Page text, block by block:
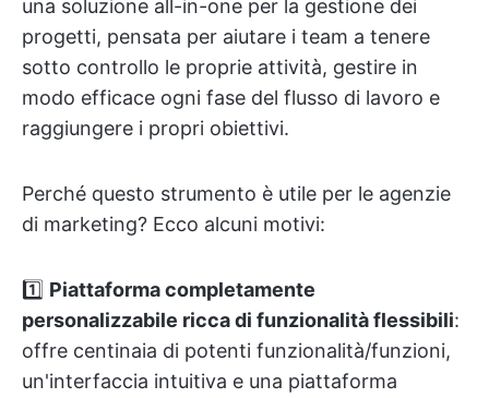
una soluzione all-in-one per la gestione dei
progetti, pensata per aiutare i team a tenere
sotto controllo le proprie attività, gestire in
modo efficace ogni fase del flusso di lavoro e
raggiungere i propri obiettivi.
Perché questo strumento è utile per le agenzie
di marketing? Ecco alcuni motivi:
1️⃣ Piattaforma completamente
personalizzabile ricca di funzionalità flessibili:
offre centinaia di potenti funzionalità/funzioni,
un'interfaccia intuitiva e una piattaforma